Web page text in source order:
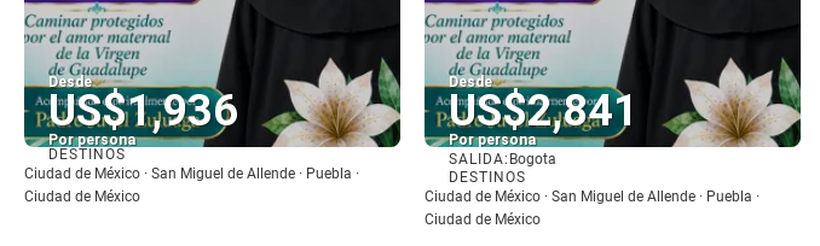
Desde
US$1,936
Por persona
Ver
DESTINOS
Ciudad de México · San Miguel de Allende · Puebla ·
Ciudad de México
Desde
US$2,841
Por persona
SALIDA: Bogota
DESTINOS
Ciudad de México · San Miguel de Allende · Puebla ·
Ciudad de México